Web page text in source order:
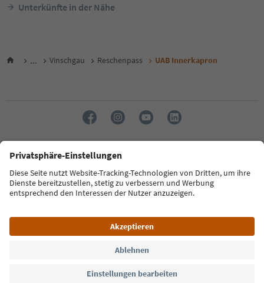
Unterkünfte in der Nähe
... Vinschgau Reschenpass UAB Innerkapron
Sprache: Deutsch
FAQ Kontakt Presse MICE Datenschutzerklärung
Zugänglichkeitserklärung